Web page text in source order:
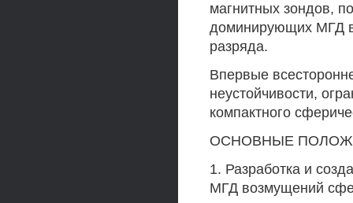
магнитных зондов,
доминирующих МГД
разряда.
Впервые
неустойчивости,
компактного
ОСНОВНЫЕ
1. Разработка и
МГД возмущений